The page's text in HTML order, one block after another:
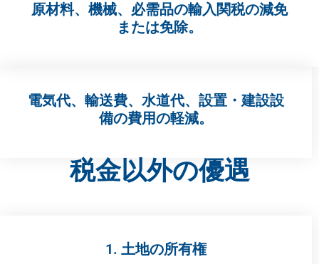
原材料、機械、必需品の輸入関税の減免
または免除。
電気代、輸送費、水道代、設置・建設設
備の費用の軽減。
税金以外の優遇​
1. 土地の所有権